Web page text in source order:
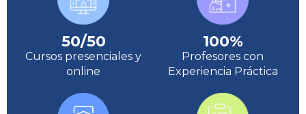
50/50
Cursos presenciales y
online
100%
Profesores con
Experiencia Práctica